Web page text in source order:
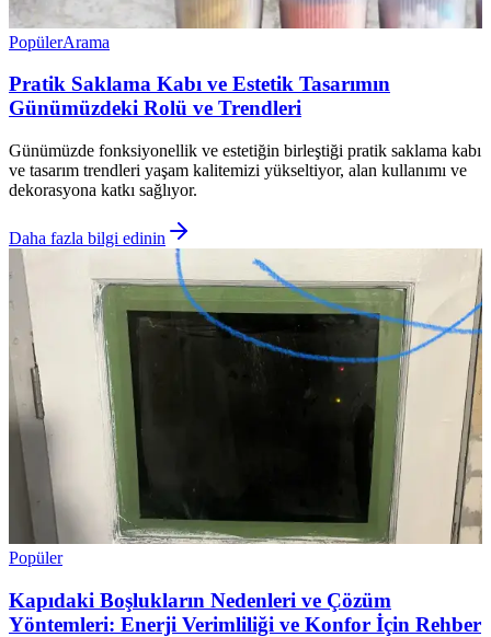
PopülerArama
Pratik Saklama Kabı ve Estetik Tasarımın
Günümüzdeki Rolü ve Trendleri
Günümüzde fonksiyonellik ve estetiğin birleştiği pratik saklama kabı
ve tasarım trendleri yaşam kalitemizi yükseltiyor, alan kullanımı ve
dekorasyona katkı sağlıyor.
Daha fazla bilgi edinin
Popüler
Kapıdaki Boşlukların Nedenleri ve Çözüm
Yöntemleri: Enerji Verimliliği ve Konfor İçin Rehber